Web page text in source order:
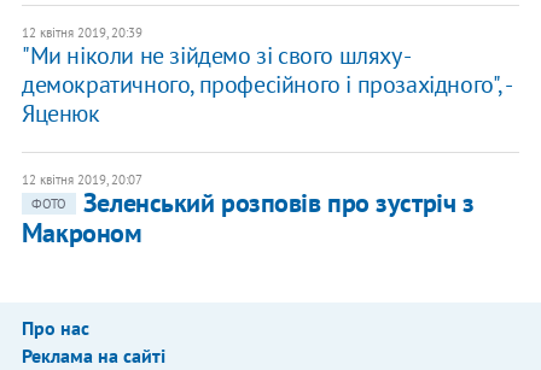
12 квітня 2019, 20:39
​"Ми ніколи не зійдемо зі свого шляху -
демократичного, професійного і прозахідного", -
Яценюк
12 квітня 2019, 20:07
ФОТО
Зеленський розповів про зустріч з
Макроном
Про нас
Реклама на сайті